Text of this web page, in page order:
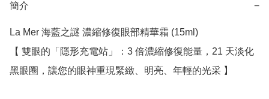
簡介 −
La Mer 海藍之謎 濃縮修復眼部精華霜 (15ml)
【 雙眼的「隱形充電站」：3 倍濃縮修復能量，21 天淡化
黑眼圈，讓您的眼神重現緊緻、明亮、年輕的光采 】